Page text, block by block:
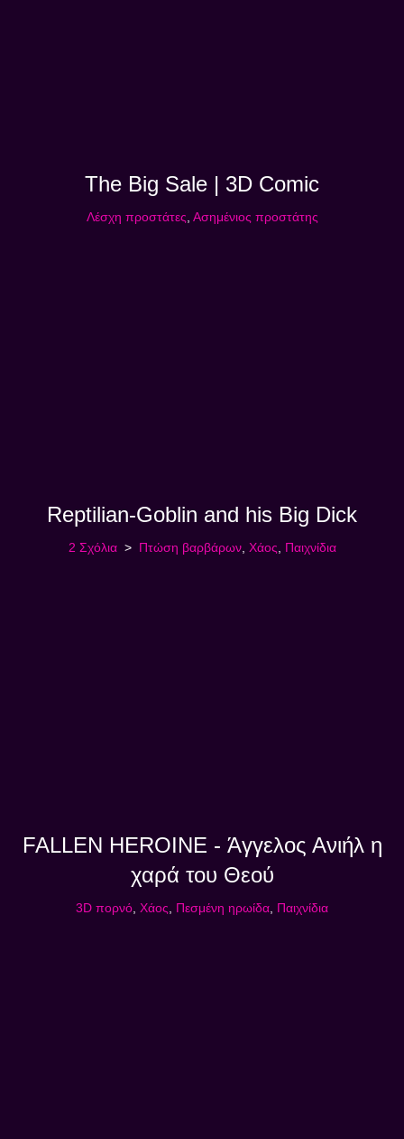
The Big Sale | 3D Comic
Λέσχη προστάτες Ασημένιος προστάτης
Reptilian-Goblin and his Big Dick
2 Σχόλια Πτώση βαρβάρων, Χάος Παιχνίδια
FALLEN HEROINE - Άγγελος Ανιήλ η
χαρά του Θεού
3D πορνό, Χάος, Πεσμένη ηρωίδα, Παιχνίδια